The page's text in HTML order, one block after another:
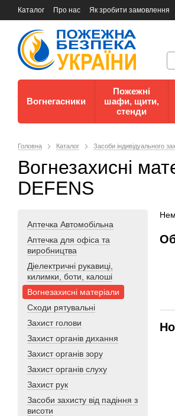
Каталог Про нас Як зробити замовлення
Документи
Контакти Документи з
Вогнегасники
Пожежні
шафи, щити,
стенди
Головна Каталог Засоби індивідуального
Вогнезахисні
DEFENS
Аптечка Автомобільна
Аптечка для офіса та
виробництва
Діелектричні рукавиці,
килимки, боти, калоші
Вогнезахисні матеріали
Сходи рятувальні
Захист голови
Захист органів дихання
Захист органів зору
Захист органів слуху
Захист рук
Засоби захисту від падіння з
висоти